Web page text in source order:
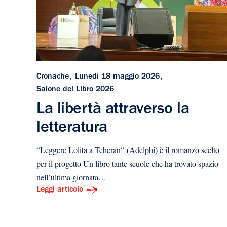
Cronache
Lunedì 18 maggio 2026
Salone del Libro 2026
La libertà attraverso la
letteratura
“Leggere Lolita a Teheran“ (Adelphi) è il romanzo scelto
per il progetto Un libro tante scuole che ha trovato spazio
nell’ultima giornata…
Leggi articolo